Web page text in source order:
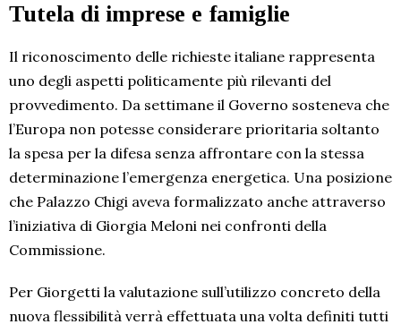
Tutela di imprese e famiglie
Il riconoscimento delle richieste italiane rappresenta
uno degli aspetti politicamente più rilevanti del
provvedimento. Da settimane il Governo sosteneva che
l’Europa non potesse considerare prioritaria soltanto
la spesa per la difesa senza affrontare con la stessa
determinazione l’emergenza energetica. Una posizione
che Palazzo Chigi aveva formalizzato anche attraverso
l’iniziativa di Giorgia Meloni nei confronti della
Commissione.
Per Giorgetti la valutazione sull’utilizzo concreto della
nuova flessibilità verrà effettuata una volta definiti tutti